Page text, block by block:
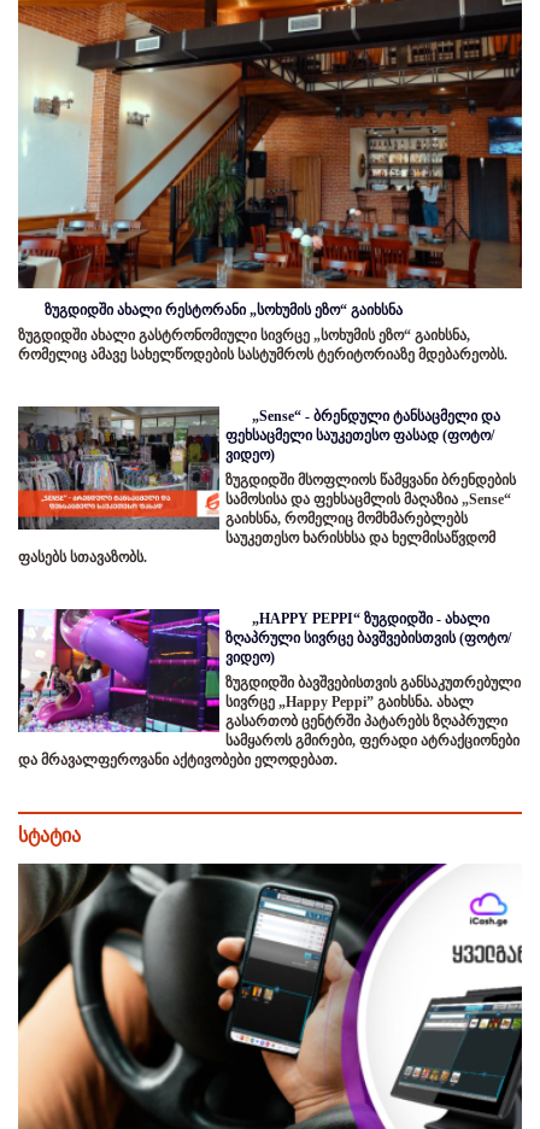
ზუგდიდში ახალი რესტორანი „სოხუმის ეზო“ გაიხსნა
ზუგდიდში ახალი გასტრონომიული სივრცე „სოხუმის ეზო“ გაიხსნა,
რომელიც ამავე სახელწოდების სასტუმროს ტერიტორიაზე მდებარეობს.
„Sense“ - ბრენდული ტანსაცმელი და
ფეხსაცმელი საუკეთესო ფასად (ფოტო/
ვიდეო)
ზუგდიდში მსოფლიოს წამყვანი ბრენდების
სამოსისა და ფეხსაცმლის მაღაზია „Sense“
გაიხსნა, რომელიც მომხმარებლებს
საუკეთესო ხარისხსა და ხელმისაწვდომ
ფასებს სთავაზობს.
„HAPPY PEPPI“ ზუგდიდში - ახალი
ზღაპრული სივრცე ბავშვებისთვის (ფოტო/
ვიდეო)
ზუგდიდში ბავშვებისთვის განსაკუთრებული
სივრცე „Happy Peppi” გაიხსნა. ახალ
გასართობ ცენტრში პატარებს ზღაპრული
სამყაროს გმირები, ფერადი ატრაქციონები
და მრავალფეროვანი აქტივობები ელოდებათ.
სტატია